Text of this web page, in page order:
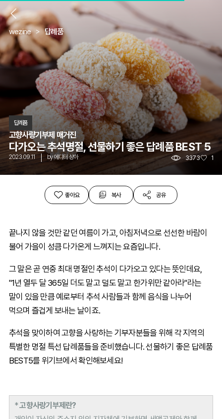
뒤
wezine 답례품
답례품
고향사량기부제 매거진
다가오는 추석명절, 선물하기 좋은 답례품 BEST 5
2023.09.11 by에디터 상아 3373 1
좋아요 복사 공유
끝나지 않을 것만 같던 여름이 가고, 아침저녁으로 선선한 바람이
불어 가을이 성큼 다가온게 느껴지는 요즘입니다.
그 말은 곧 연중 최대 명절인 추석이 다가오고 있다는 뜻인데요,
"1년 열두 달 365일 더도 말고 덜도 말고 한가위만 같아라"라는
말이 있을 만큼 예로부터 추석 사람들과 함께 음식을 나누어
먹으며 즐겁게 보내는 날이죠.
추석을 맞이하여 고향을 사랑하는 기부자분들을 위해 각 지역의
특별한 명절 특선 답례품들을 준비했습니다. 선물하기 좋은 답례품
BEST5를 위기브에서 확인해보세요!
*고향사랑기부제란?